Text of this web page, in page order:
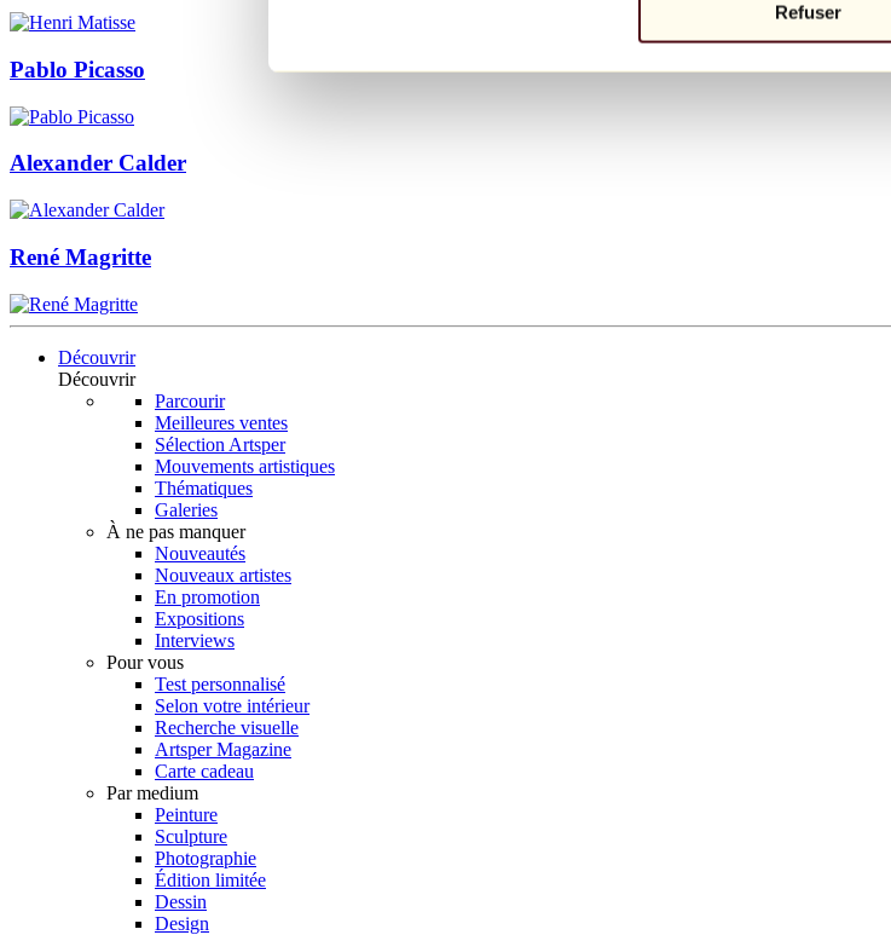
Refuser
Pablo Picasso
Alexander Calder
René Magritte
Découvrir
Découvrir
Parcourir
Meilleures ventes
Sélection Artsper
Mouvements artistiques
Thématiques
Galeries
À ne pas manquer
Nouveautés
Nouveaux artistes
En promotion
Expositions
Interviews
Pour vous
Test personnalisé
Selon votre intérieur
Recherche visuelle
Artsper Magazine
Carte cadeau
Par medium
Peinture
Sculpture
Photographie
Édition limitée
Dessin
Design